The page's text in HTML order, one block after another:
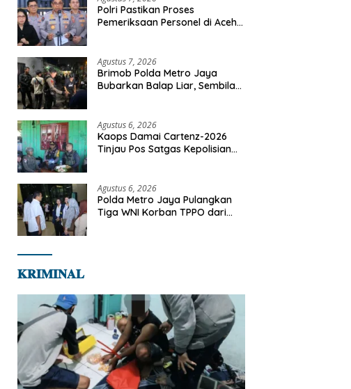
Polri Pastikan Proses
Pemeriksaan Personel di Aceh
Agustus 7, 2026
Brimob Polda Metro Jaya
Bubarkan Balap Liar, Sembilan
Agustus 6, 2026
Kaops Damai Cartenz-2026
Tinjau Pos Satgas Kepolisian
Bersama Masyarakat
Agustus 6, 2026
Polda Metro Jaya Pulangkan
Tiga WNI Korban TPPO dari
𝐊𝐑𝐈𝐌𝐈𝐍𝐀𝐋